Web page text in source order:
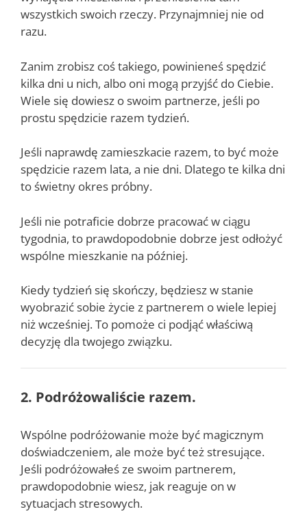
wszystkich swoich rzeczy. Przynajmniej nie od
razu.
Zanim zrobisz coś takiego, powinieneś spędzić
kilka dni u nich, albo oni mogą przyjść do Ciebie.
Wiele się dowiesz o swoim partnerze, jeśli po
prostu spędzicie razem tydzień.
Jeśli naprawdę zamieszkacie razem, to być może
spędzicie razem lata, a nie dni. Dlatego te kilka dni
to świetny okres próbny.
Jeśli nie potraficie dobrze pracować w ciągu
tygodnia, to prawdopodobnie dobrze jest odłożyć
wspólne mieszkanie na później.
Kiedy tydzień się skończy, będziesz w stanie
wyobrazić sobie życie z partnerem o wiele lepiej
niż wcześniej. To pomoże ci podjąć właściwą
decyzję dla twojego związku.
2. Podróżowaliście razem.
Wspólne podróżowanie może być magicznym
doświadczeniem, ale może być też stresujące.
Jeśli podróżowałeś ze swoim partnerem,
prawdopodobnie wiesz, jak reaguje on w
sytuacjach stresowych.